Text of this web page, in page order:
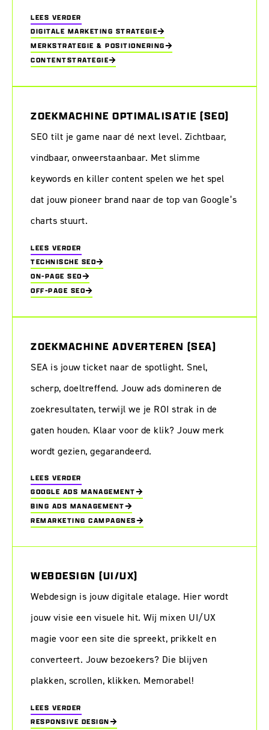
LEES VERDER
DIGITALE MARKETING STRATEGIE
MERKSTRATEGIE & POSITIONERING
CONTENTSTRATEGIE
ZOEKMACHINE OPTIMALISATIE (SEO)
SEO tilt je game naar dé next level. Zichtbaar,
vindbaar, onweerstaanbaar. Met slimme
keywords en killer content spelen we het spel
dat jouw pioneer brand naar de top van Google’s
charts stuurt.
LEES VERDER
TECHNISCHE SEO
ON-PAGE SEO
OFF-PAGE SEO
ZOEKMACHINE ADVERTEREN (SEA)
SEA is jouw ticket naar de spotlight. Snel,
scherp, doeltreffend. Jouw ads domineren de
zoekresultaten, terwijl we je ROI strak in de
gaten houden. Klaar voor de klik? Jouw merk
wordt gezien, gegarandeerd.
LEES VERDER
GOOGLE ADS MANAGEMENT
BING ADS MANAGEMENT
REMARKETING CAMPAGNES
WEBDESIGN (UI/UX)
Webdesign is jouw digitale etalage. Hier wordt
jouw visie een visuele hit. Wij mixen UI/UX
magie voor een site die spreekt, prikkelt en
converteert. Jouw bezoekers? Die blijven
plakken, scrollen, klikken. Memorabel!
LEES VERDER
RESPONSIVE DESIGN